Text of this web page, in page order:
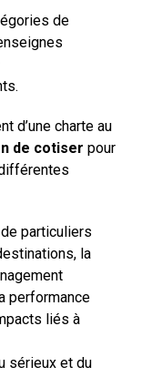
de
d’une charte au
de cotiser pour
particuliers
la
performance
liés à
sérieux et du